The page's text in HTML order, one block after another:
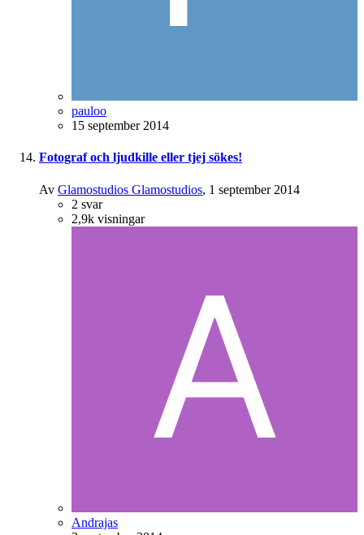
pauloo
15 september 2014
Fotograf och ljudkille eller tjej sökes!
Av Glamostudios Glamostudios, 1 september 2014
2 svar
2,9k visningar
Andrajas